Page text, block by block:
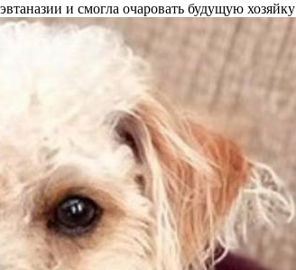
и смогла очаровать будущую хозяйку